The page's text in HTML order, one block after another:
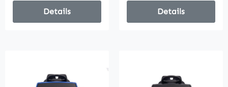
Details Details